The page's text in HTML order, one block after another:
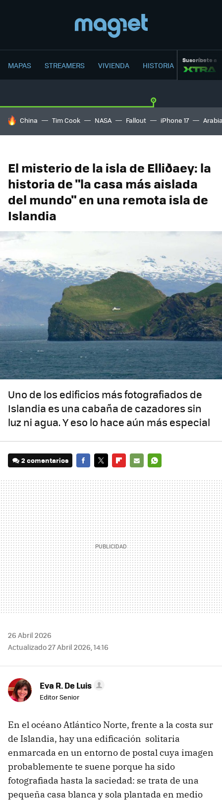
MAPAS STREAMERS VIVIENDA HISTORIA Suscríbete a
HOY SE HABLA DE
China Tim Cook NASA Fallout iPhone 17
El misterio de la isla de Elliðaey: la
historia de "la casa más aislada
del mundo" en una remota isla de
Islandia
Uno de los edificios más fotografiados de
Islandia es una cabaña de cazadores sin
luz ni agua. Y eso lo hace aún más especial
2 comentarios
MAIL
26 Abril 2026
Actualizado 27 Abril 2026, 14:16
Eva R. De Luis
Editor Senior
En el océano Atlántico Norte, frente a la costa sur
de Islandia, hay una edificación solitaria
enmarcada en un entorno de postal cuya imagen
probablemente te suene porque ha sido
fotografiada hasta la saciedad: se trata de una
pequeña casa blanca y sola plantada en medio